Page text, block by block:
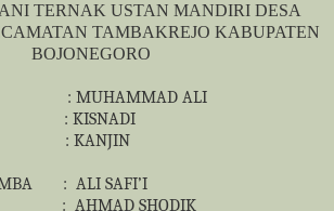
TERNAK USTAN MANDIRI DESA
TAMBAKREJO KABUPATEN
BOJONEGORO
: MUHAMMAD ALI
: KISNADI
: KANJIN
: ALI SAFI’I
: AHMAD SHODIK